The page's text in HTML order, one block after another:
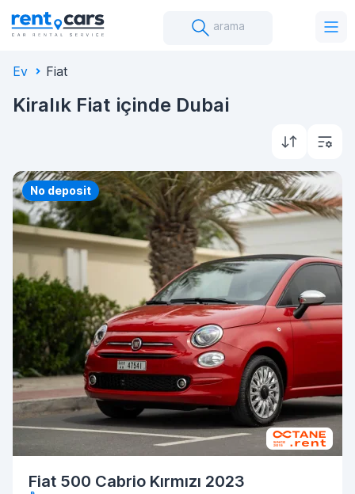
arama
Ev Fiat
Kiralık Fiat içinde Dubai
Priority
No deposit
Fiat 500 Cabrio Kırmızı 2023